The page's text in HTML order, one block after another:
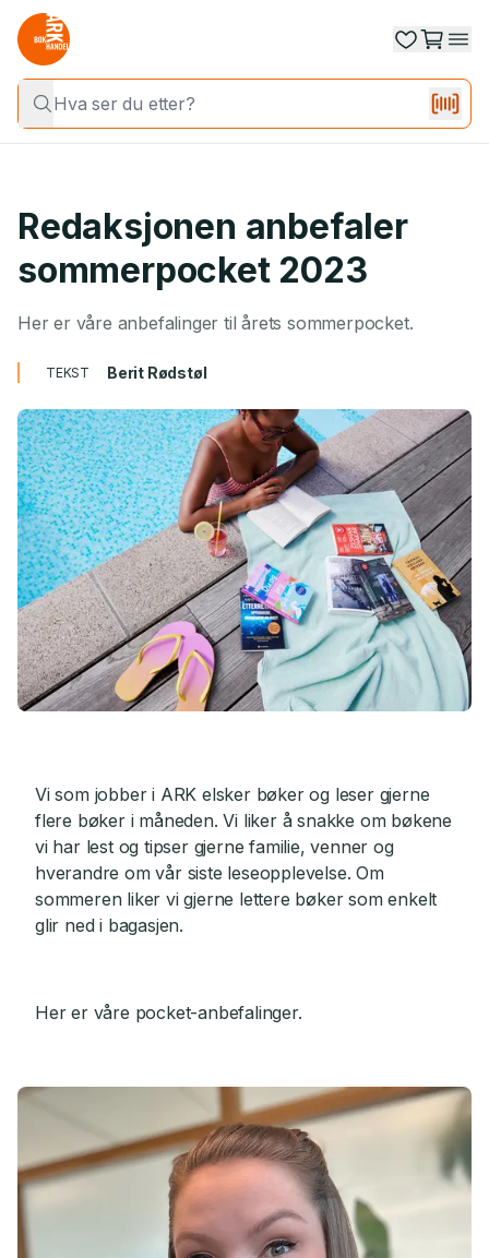
Redaksjonen anbefaler
sommerpocket 2023
Her er våre anbefalinger til årets sommerpocket.
TEKST Berit Rødstøl
Vi som jobber i ARK elsker bøker og leser gjerne
flere bøker i måneden. Vi liker å snakke om bøkene
vi har lest og tipser gjerne familie, venner og
hverandre om vår siste leseopplevelse. Om
sommeren liker vi gjerne lettere bøker som enkelt
glir ned i bagasjen.
Her er våre pocket-anbefalinger.